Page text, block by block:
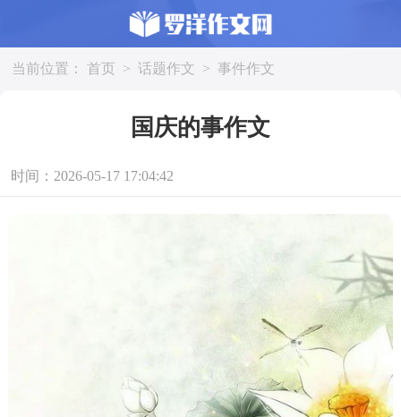
当前位置： 首页 > 话题作文 > 事件作文
国庆的事作文
时间：2026-05-17 17:04:42